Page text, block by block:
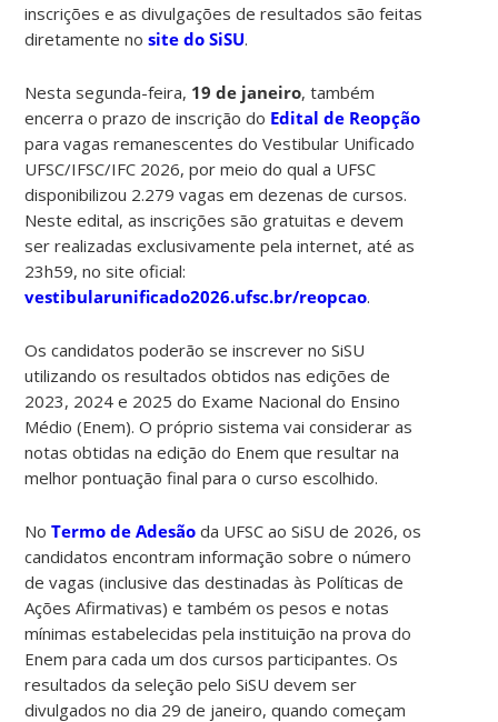
inscrições e as divulgações de resultados são feitas
diretamente nosite do SiSU.
Nesta segunda-feira, 19 de janeiro, também
encerra o prazo de inscrição do Edital de Reopção
para vagas remanescentes do Vestibular Unificado
UFSC/IFSC/IFC 2026, por meio do qual a UFSC
disponibilizou 2.279 vagas em dezenas de cursos.
Neste edital, as inscrições são gratuitas e devem
ser realizadas exclusivamente pela internet, até as
23h59, no site oficial:
vestibularunificado2026.ufsc.br/reopcao.
Os candidatos poderão se inscrever no SiSU
utilizando os resultados obtidos nas edições de
2023, 2024 e 2025 do Exame Nacional do Ensino
Médio (Enem). O próprio sistema vai considerar as
notas obtidas na edição do Enem que resultar na
melhor pontuação final para o curso escolhido.
NoTermo de Adesão da UFSC ao SiSU de 2026, os
candidatos encontram informação sobre o número
de vagas (inclusive das destinadas às Políticas de
Ações Afirmativas) e também os pesos e notas
mínimas estabelecidas pela instituição na prova do
Enem para cada um dos cursos participantes. Os
resultados da seleção pelo SiSU devem ser
divulgados no dia 29 de janeiro, quando começam